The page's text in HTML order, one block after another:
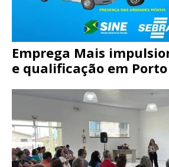
Emprega Mais
e qualificação em